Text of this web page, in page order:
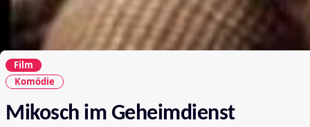
Film
Komödie
Mikosch im Geheimdienst